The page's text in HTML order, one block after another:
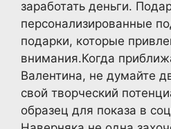
заработать деньги.
персонализированные
подарки, которые
внимания.Когда
Валентина, не думайте
свой творческий
образец для показа в